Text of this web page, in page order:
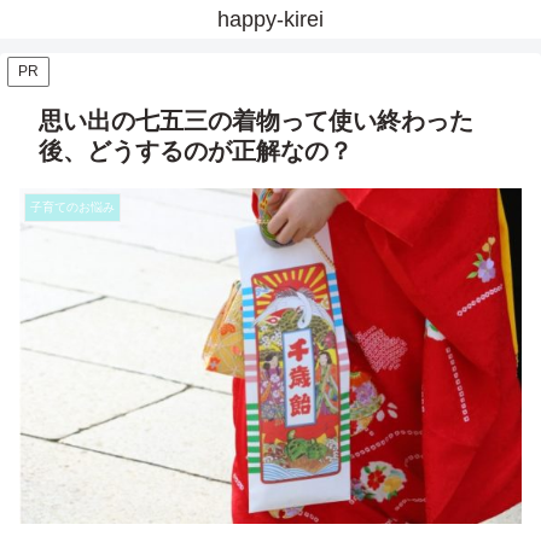
happy-kirei
PR
思い出の七五三の着物って使い終わった
後、どうするのが正解なの？
子育てのお悩み